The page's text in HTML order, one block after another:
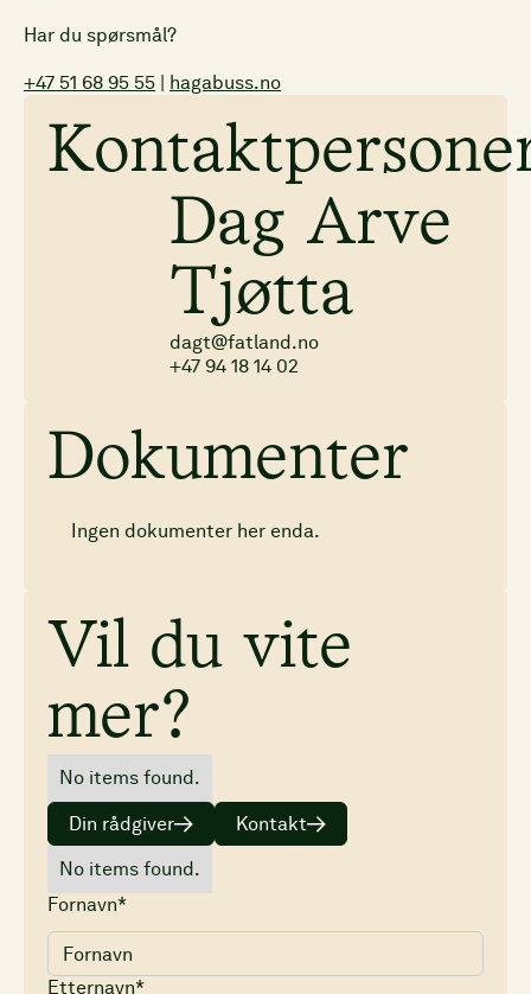
Har du spørsmål?
+47 51 68 95 55 hagabuss.no
Dag Arve
Tjøtta
dagt@fatland.no
+47 94 18 14 02
Dokumenter
Ingen dokumenter her enda.
Vil du vite
mer?
No items found.
Din rådgiver Kontakt
No items found.
Fornavn*
Etternavn*